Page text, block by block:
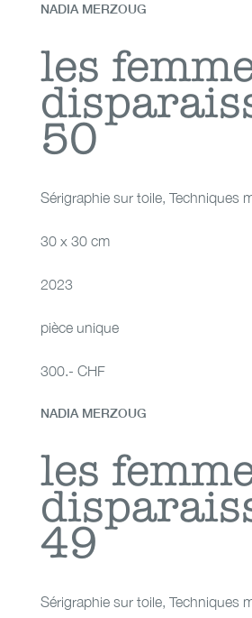
les femmes
NADIA MERZOUG
les
50
Sérigraphie sur toile, Techniques
30 x 30 cm
2023
pièce unique
300.- CHF
les femmes
NADIA MERZOUG
les
49
Sérigraphie sur toile, Techniques